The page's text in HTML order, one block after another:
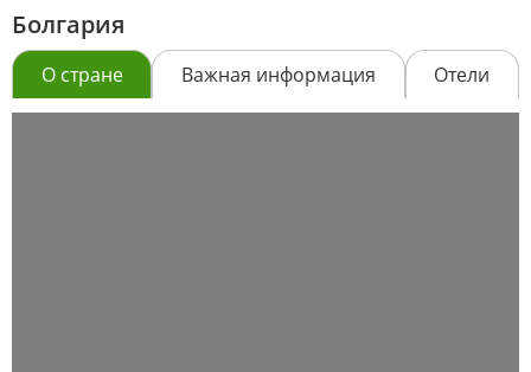
Болгария
О стране Важная информация Отели